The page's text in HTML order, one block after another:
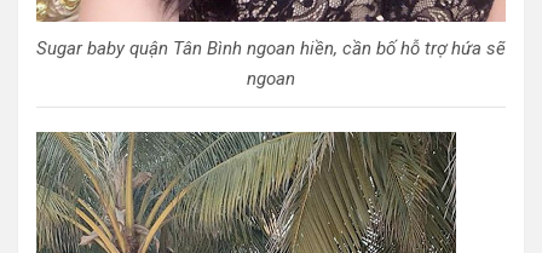
Sugar baby quận Tân Bình ngoan hiền, cần bố hỗ trợ hứa sẽ
ngoan